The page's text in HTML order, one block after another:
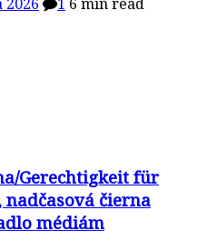
Gerechtigkeit für
nadčasová čierna
médiám